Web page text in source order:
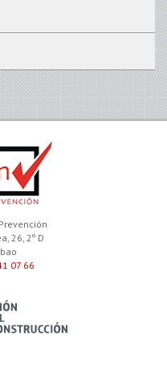
26, 2º D
07 66